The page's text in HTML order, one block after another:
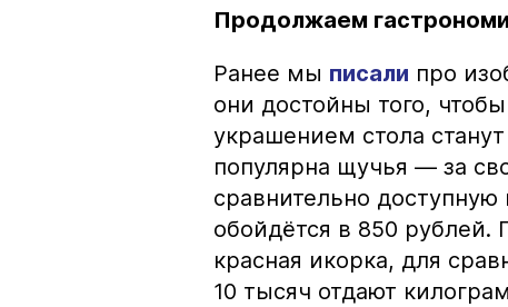
Продолжаем
Ранее мы писали про
они достойны того,
украшением стола
популярна щучья — за
сравнительно
обойдётся в 850 рублей.
красная икорка, для
10 тысяч отдают